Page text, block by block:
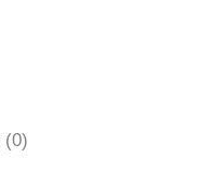
(0)